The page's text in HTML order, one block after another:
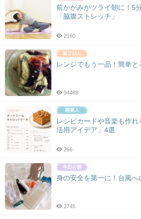
前かがみがツライ朝に！5
「脇腹ストレッチ」
2160
レンジでもう一品！簡単と
34489
レシピカードや音楽も作
活用アイデア」4選
266
身の安全を第一に！台風へ
2745